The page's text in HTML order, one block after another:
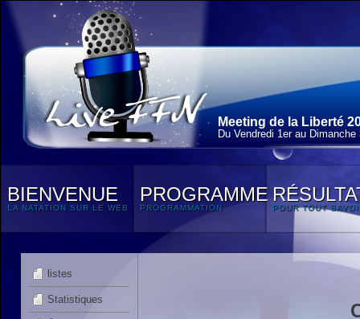
Meeting de la Liberté
Du Vendredi 1erau Dimanche
BIENVENUE
LA NATATION SUR LE WEB
PROGRAMME
PROGRAMMATION POUR TOUT
listes
Statistiques